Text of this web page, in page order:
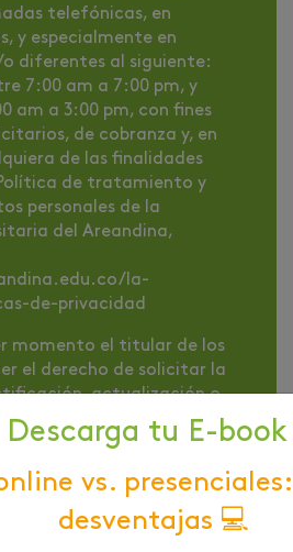
telefónicas, en
y especialmente en
o diferentes al siguiente:
7:00 am a 7:00 pm, y
am a 3:00 pm, con fines
de cobranza y, en
de las finalidades
de tratamiento y
personales de la
del Areandina,
la-
de-privacidad
momento el titular de los
el derecho de solicitar la
actualización o
personales de nuestras
del correo
Descarga tu E-book
vs.
desventajas 💻